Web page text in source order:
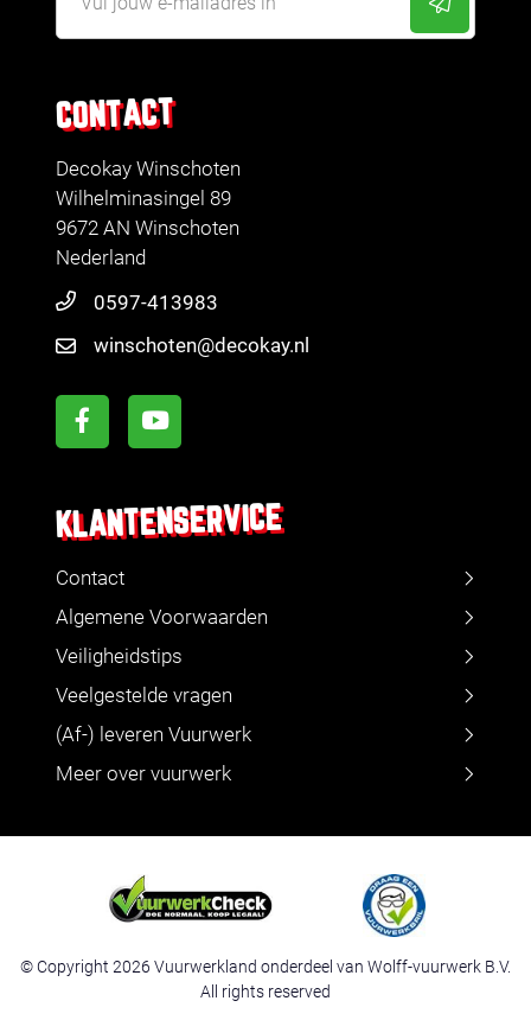
CONTACT
Decokay Winschoten
Wilhelminasingel 89
9672 AN Winschoten
Nederland
0597-413983
winschoten@decokay.nl
KLANTENSERVICE
Contact
Algemene Voorwaarden
Veiligheidstips
Veelgestelde vragen
(Af-) leveren Vuurwerk
Meer over vuurwerk
© Copyright 2026 Vuurwerkland onderdeel van Wolff-vuurwerk B.V.
All rights reserved